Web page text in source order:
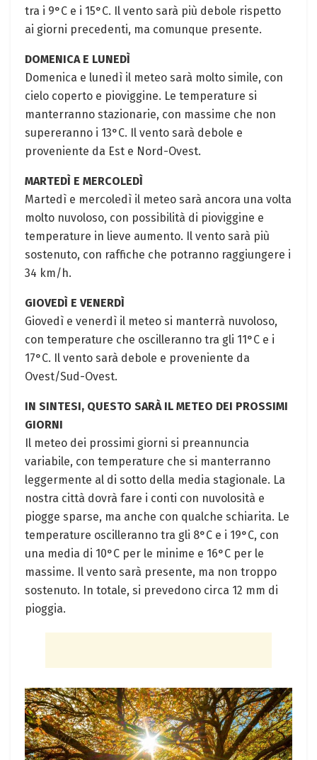
tra i 9°C e i 15°C. Il vento sarà più debole rispetto
ai giorni precedenti, ma comunque presente.
DOMENICA E LUNEDÌ
Domenica e lunedì il meteo sarà molto simile, con
cielo coperto e pioviggine. Le temperature si
manterranno stazionarie, con massime che non
supereranno i 13°C. Il vento sarà debole e
proveniente da Est e Nord-Ovest.
MARTEDÌ E MERCOLEDÌ
Martedì e mercoledì il meteo sarà ancora una volta
molto nuvoloso, con possibilità di pioviggine e
temperature in lieve aumento. Il vento sarà più
sostenuto, con raffiche che potranno raggiungere i
34 km/h.
GIOVEDÌ E VENERDÌ
Giovedì e venerdì il meteo si manterrà nuvoloso,
con temperature che oscilleranno tra gli 11°C e i
17°C. Il vento sarà debole e proveniente da
Ovest/Sud-Ovest.
IN SINTESI, QUESTO SARÀ IL METEO DEI PROSSIMI
GIORNI
Il meteo dei prossimi giorni si preannuncia
variabile, con temperature che si manterranno
leggermente al di sotto della media stagionale. La
nostra città dovrà fare i conti con nuvolosità e
piogge sparse, ma anche con qualche schiarita. Le
temperature oscilleranno tra gli 8°C e i 19°C, con
una media di 10°C per le minime e 16°C per le
massime. Il vento sarà presente, ma non troppo
sostenuto. In totale, si prevedono circa 12 mm di
pioggia.